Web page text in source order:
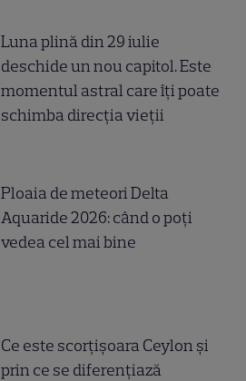
Luna plină din 29 iulie
deschide un nou capitol. Este
momentul astral care îți poate
schimba direcția vieții
Ploaia de meteori Delta
Aquaride 2026: când o poți
vedea cel mai bine
Ce este scorțișoara Ceylon și
prin ce se diferențiază